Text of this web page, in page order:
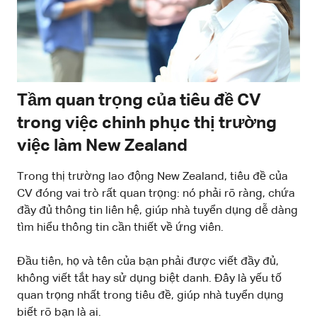
Tầm quan trọng của tiêu đề CV
trong việc chinh phục thị trường
việc làm New Zealand
Trong thị trường lao động New Zealand, tiêu đề của
CV đóng vai trò rất quan trọng: nó phải rõ ràng, chứa
đầy đủ thông tin liên hệ, giúp nhà tuyển dụng dễ dàng
tìm hiểu thông tin cần thiết về ứng viên.
Đầu tiên, họ và tên của bạn phải được viết đầy đủ,
không viết tắt hay sử dụng biệt danh. Đây là yếu tố
quan trọng nhất trong tiêu đề, giúp nhà tuyển dụng
biết rõ bạn là ai.